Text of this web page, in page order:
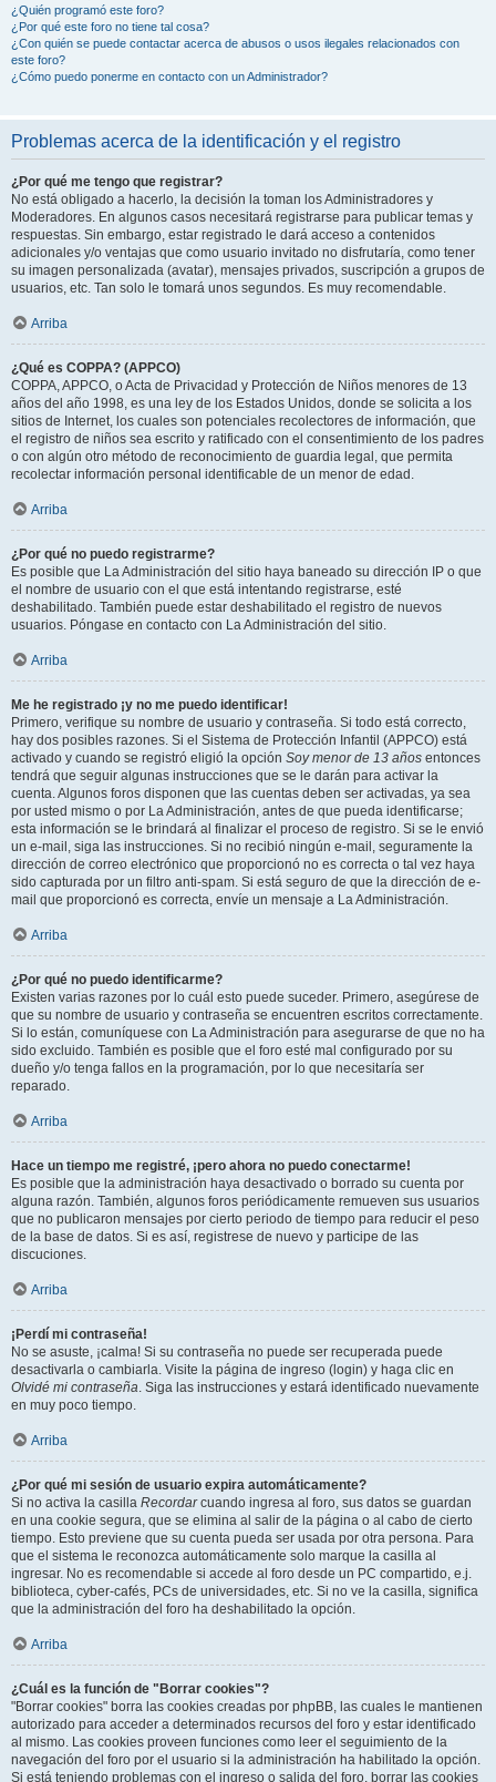
¿Quién programó este foro?
¿Por qué este foro no tiene tal cosa?
¿Con quién se puede contactar acerca de abusos o usos ilegales relacionados con
este foro?
¿Cómo puedo ponerme en contacto con un Administrador?
Problemas acerca de la identificación y el registro
¿Por qué me tengo que registrar?
No está obligado a hacerlo, la decisión la toman los Administradores y
Moderadores. En algunos casos necesitará registrarse para publicar temas y
respuestas. Sin embargo, estar registrado le dará acceso a contenidos
adicionales y/o ventajas que como usuario invitado no disfrutaría, como tener
su imagen personalizada (avatar), mensajes privados, suscripción a grupos de
usuarios, etc. Tan solo le tomará unos segundos. Es muy recomendable.
Arriba
¿Qué es COPPA? (APPCO)
COPPA, APPCO, o Acta de Privacidad y Protección de Niños menores de 13
años del año 1998, es una ley de los Estados Unidos, donde se solicita a los
sitios de Internet, los cuales son potenciales recolectores de información, que
el registro de niños sea escrito y ratificado con el consentimiento de los padres
o con algún otro método de reconocimiento de guardia legal, que permita
recolectar información personal identificable de un menor de edad.
Arriba
¿Por qué no puedo registrarme?
Es posible que La Administración del sitio haya baneado su dirección IP o que
el nombre de usuario con el que está intentando registrarse, esté
deshabilitado. También puede estar deshabilitado el registro de nuevos
usuarios. Póngase en contacto con La Administración del sitio.
Arriba
Me he registrado ¡y no me puedo identificar!
Primero, verifique su nombre de usuario y contraseña. Si todo está correcto,
hay dos posibles razones. Si el Sistema de Protección Infantil (APPCO) está
activado y cuando se registró eligió la opción Soy menor de 13 años entonces
tendrá que seguir algunas instrucciones que se le darán para activar la
cuenta. Algunos foros disponen que las cuentas deben ser activadas, ya sea
por usted mismo o por La Administración, antes de que pueda identificarse;
esta información se le brindará al finalizar el proceso de registro. Si se le envió
un e-mail, siga las instrucciones. Si no recibió ningún e-mail, seguramente la
dirección de correo electrónico que proporcionó no es correcta o tal vez haya
sido capturada por un filtro anti-spam. Si está seguro de que la dirección de e-
mail que proporcionó es correcta, envíe un mensaje a La Administración.
Arriba
¿Por qué no puedo identificarme?
Existen varias razones por lo cuál esto puede suceder. Primero, asegúrese de
que su nombre de usuario y contraseña se encuentren escritos correctamente.
Si lo están, comuníquese con La Administración para asegurarse de que no ha
sido excluido. También es posible que el foro esté mal configurado por su
dueño y/o tenga fallos en la programación, por lo que necesitaría ser
reparado.
Arriba
Hace un tiempo me registré, ¡pero ahora no puedo conectarme!
Es posible que la administración haya desactivado o borrado su cuenta por
alguna razón. También, algunos foros periódicamente remueven sus usuarios
que no publicaron mensajes por cierto periodo de tiempo para reducir el peso
de la base de datos. Si es así, registrese de nuevo y participe de las
discuciones.
Arriba
¡Perdí mi contraseña!
No se asuste, ¡calma! Si su contraseña no puede ser recuperada puede
desactivarla o cambiarla. Visite la página de ingreso (login) y haga clic en
Olvidé mi contraseña. Siga las instrucciones y estará identificado nuevamente
en muy poco tiempo.
Arriba
¿Por qué mi sesión de usuario expira automáticamente?
Si no activa la casilla Recordarcuando ingresa al foro, sus datos se guardan
en una cookie segura, que se elimina al salir de la página o al cabo de cierto
tiempo. Esto previene que su cuenta pueda ser usada por otra persona. Para
que el sistema le reconozca automáticamente solo marque la casilla al
ingresar. No es recomendable si accede al foro desde un PC compartido, e.j.
biblioteca, cyber-cafés, PCs de universidades, etc. Si no ve la casilla, significa
que la administración del foro ha deshabilitado la opción.
Arriba
¿Cuál es la función de "Borrar cookies"?
"Borrar cookies" borra las cookies creadas por phpBB, las cuales le mantienen
autorizado para acceder a determinados recursos del foro y estar identificado
al mismo. Las cookies proveen funciones como leer el seguimiento de la
navegación del foro por el usuario si la administración ha habilitado la opción.
Si está teniendo problemas con el ingreso o salida del foro, borrar las cookies